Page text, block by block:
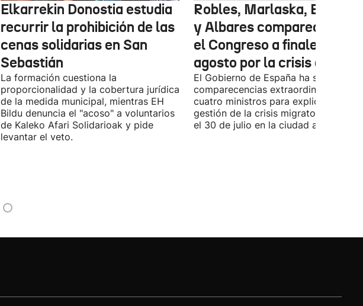
Elkarrekin Donostia estudia
recurrir la prohibición de las
cenas solidarias en San
Sebastián
La formación cuestiona la
proporcionalidad y la cobertura jurídica
de la medida municipal, mientras EH
Bildu denuncia el "acoso" a voluntarios
de Kaleko Afari Solidarioak y pide
levantar el veto.
Robles, Marlaska, Bolaños
y Albares comparecerán
el Congreso a finales de
agosto por la crisis de
El Gobierno de España ha solicitado
comparecencias extraordinarias de
cuatro ministros para explicar la
gestión de la crisis migratoria
el 30 de julio en la ciudad autónoma.